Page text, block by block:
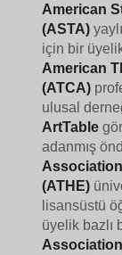
American
(ASTA)
için bir
American
(ATCA)
ulusal
ArtTable
adanmış
(ATHE)
lisansüstü
üyelik bazlı